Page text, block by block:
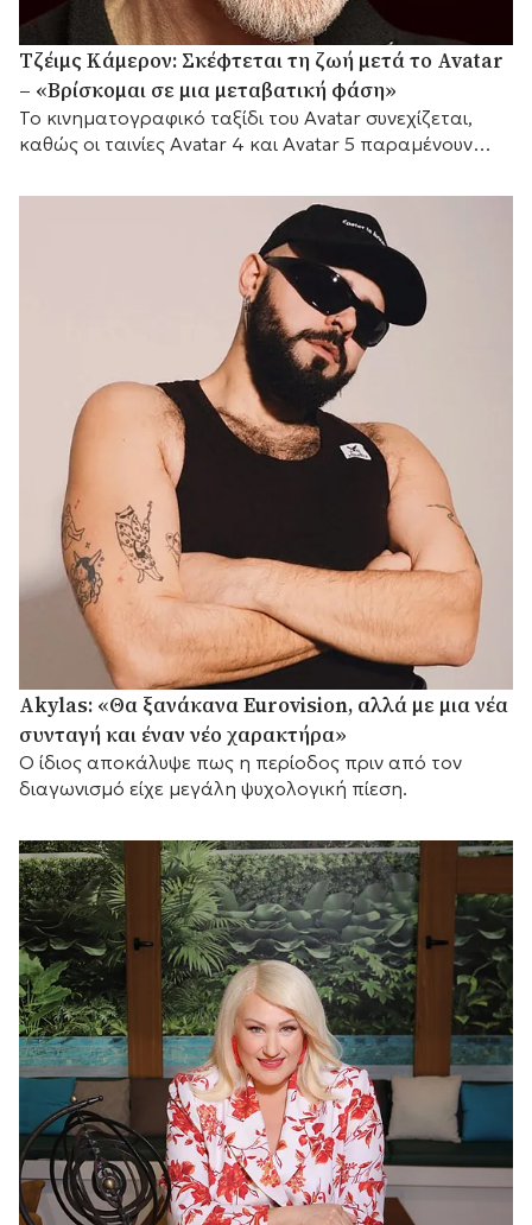
Τζέιμς Κάμερον: Σκέφτεται τη ζωή μετά το Avatar
– «Βρίσκομαι σε μια μεταβατική φάση»
Το κινηματογραφικό ταξίδι του Avatar συνεχίζεται,
καθώς οι ταινίες Avatar 4 και Avatar 5 παραμένουν
αντίστοιχα
Akylas: «Θα ξανάκανα Eurovision, αλλά με μια νέα
συνταγή και έναν νέο χαρακτήρα»
Ο ίδιος αποκάλυψε πως η περίοδος πριν από τον
διαγωνισμό είχε μεγάλη ψυχολογική πίεση.